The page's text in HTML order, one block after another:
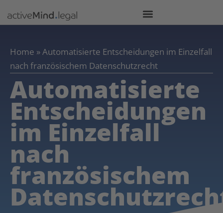
Home »Automatisierte Entscheidungen im Einzelfall
nach französischem Datenschutzrecht
Automatisierte
Entscheidungen
im Einzelfall
nach
französischem